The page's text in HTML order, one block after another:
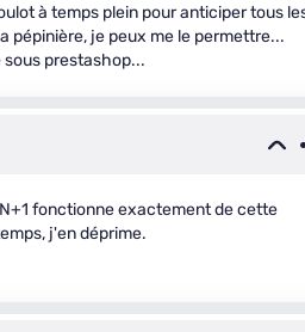
à temps plein pour anticiper tous
pépinière, je peux me le permettre...
sous prestashop...
fonctionne exactement de cette
j'en déprime.